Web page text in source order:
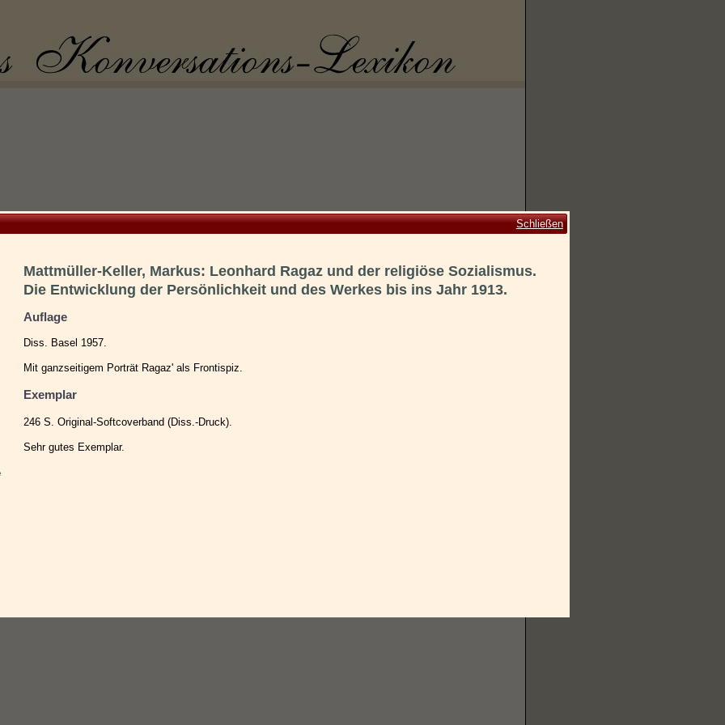
Schließen
Mattmüller-Keller, Markus: Leonhard Ragaz und der religiöse Sozialismus.
Die Entwicklung der Persönlichkeit und des Werkes bis ins Jahr 1913.
Auflage
Diss. Basel 1957.
Mit ganzseitigem Porträt Ragaz' als Frontispiz.
Exemplar
246 S. Original-Softcoverband (Diss.-Druck).
Sehr gutes Exemplar.